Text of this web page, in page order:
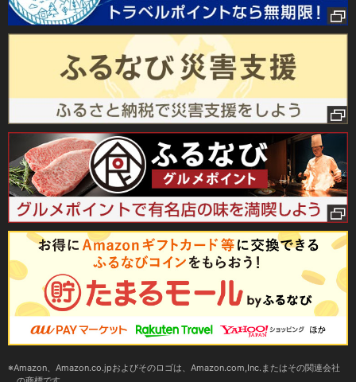
Amazon、Amazon.co.jpおよびそのロゴは、Amazon.com,Inc.またはその関連会社